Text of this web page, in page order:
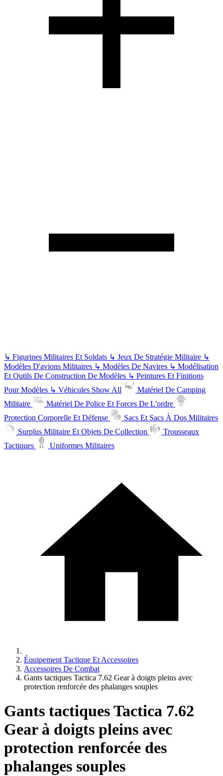
↳ Figurines Militaires Et Soldats ↳ Jeux De Stratégie Militaire ↳
Modèles D'avions Militaires ↳ Modèles De Navires ↳ Modélisation
Et Outils De Construction De Modèles ↳ Peintures Et Finitions
Pour Modèles ↳ Véhicules Show All
Matériel De Camping
Militaire
Matériel De Police Et Forces De L'ordre
Protection Corporelle Et Défense
Sacs Et Sacs À Dos Militaires
Surplus Militaire Et Objets De Collection
Trousseaux
Tactiques
Uniformes Militaires
Équipement Tactique Et Accessoires
Accessoires De Combat
Gants tactiques Tactica 7.62 Gear à doigts pleins avec
protection renforcée des phalanges souples
Gants tactiques Tactica 7.62
Gear à doigts pleins avec
protection renforcée des
phalanges souples